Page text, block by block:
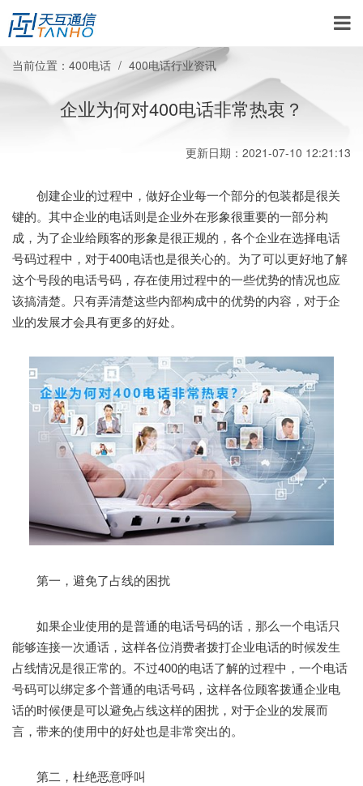
当前位置： 400电话 400电话行业资讯
企业为何对400电话非常热衷？
更新日期：2021-07-10 12:21:13
创建企业的过程中，做好企业每一个部分的包装都是很关
键的。其中企业的电话则是企业外在形象很重要的一部分构
成，为了企业给顾客的形象是很正规的，各个企业在选择电话
号码过程中，对于400电话也是很关心的。为了可以更好地了解
这个号段的电话号码，存在使用过程中的一些优势的情况也应
该搞清楚。只有弄清楚这些内部构成中的优势的内容，对于企
业的发展才会具有更多的好处。
第一，避免了占线的困扰
如果企业使用的是普通的电话号码的话，那么一个电话只
能够连接一次通话，这样各位消费者拨打企业电话的时候发生
占线情况是很正常的。不过400的电话了解的过程中，一个电话
号码可以绑定多个普通的电话号码，这样各位顾客拨通企业电
话的时候便是可以避免占线这样的困扰，对于企业的发展而
言，带来的使用中的好处也是非常突出的。
第二，杜绝恶意呼叫